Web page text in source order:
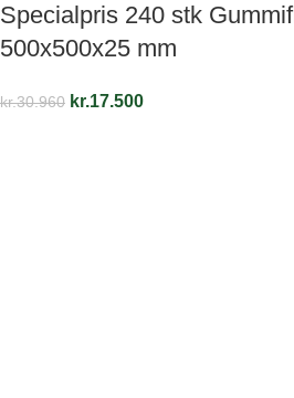
Specialpris 240 stk
500x500x25 mm
kr.30.960 kr.17.500